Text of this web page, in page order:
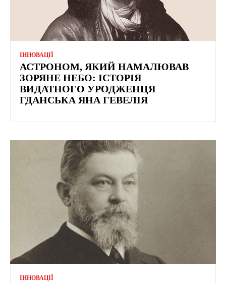
ІННОВАЦІЇ
АСТРОНОМ, ЯКИЙ НАМАЛЮВАВ
ЗОРЯНЕ НЕБО: ІСТОРІЯ
ВИДАТНОГО УРОДЖЕНЦЯ
ГДАНСЬКА ЯНА ГЕВЕЛІЯ
ІННОВАЦІЇ